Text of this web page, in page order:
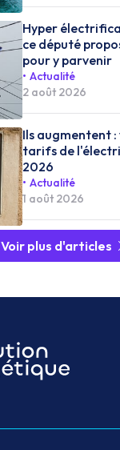
Hyper
ce député
pour y parvenir
Actualité
2 août 2026
Ils augmentent
tarifs de
2026
Actualité
1 août 2026
Voir plus d'articles